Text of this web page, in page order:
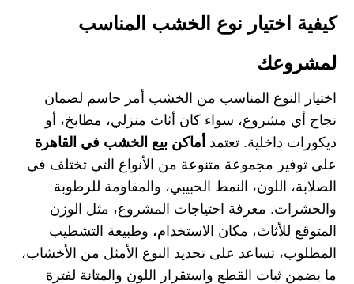
كيفية اختيار نوع الخشب المناسب
لمشروعك
اختيار النوع المناسب من الخشب أمر حاسم لضمان
نجاح أي مشروع، سواء كان أثاث منزلي، مطابخ، أو
ديكورات داخلية. تعتمد أماكن بيع الخشب في القاهرة
على توفير مجموعة متنوعة من الأنواع التي تختلف في
الصلابة، اللون، النمط الحبيبي، والمقاومة للرطوبة
والحشرات. معرفة احتياجات المشروع، مثل الوزن
المتوقع للأثاث، مكان الاستخدام، وطبيعة التشطيب
المطلوب، تساعد على تحديد النوع الأمثل من الأخشاب،
ما يضمن ثبات القطع واستقرار اللون والمتانة لفترة